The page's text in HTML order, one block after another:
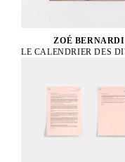
ZOÉ BERNARDI